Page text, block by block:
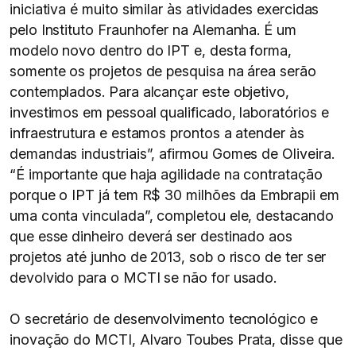
iniciativa é muito similar às atividades exercidas
pelo Instituto Fraunhofer na Alemanha. É um
modelo novo dentro do IPT e, desta forma,
somente os projetos de pesquisa na área serão
contemplados. Para alcançar este objetivo,
investimos em pessoal qualificado, laboratórios e
infraestrutura e estamos prontos a atender às
demandas industriais”, afirmou Gomes de Oliveira.
“É importante que haja agilidade na contratação
porque o IPT já tem R$ 30 milhões da Embrapii em
uma conta vinculada”, completou ele, destacando
que esse dinheiro deverá ser destinado aos
projetos até junho de 2013, sob o risco de ter ser
devolvido para o MCTI se não for usado.
O secretário de desenvolvimento tecnológico e
inovação do MCTI, Alvaro Toubes Prata, disse que